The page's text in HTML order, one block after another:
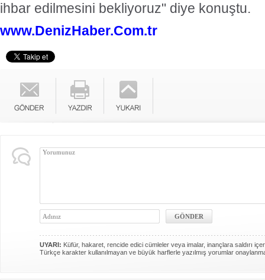
ihbar edilmesini bekliyoruz" diye konuştu.
www.DenizHaber.Com.tr
UYARI: Küfür, hakaret, rencide edici cümleler veya imalar, inançlara saldırı
Türkçe karakter kullanılmayan ve büyük harflerle yazılmış yorumlar